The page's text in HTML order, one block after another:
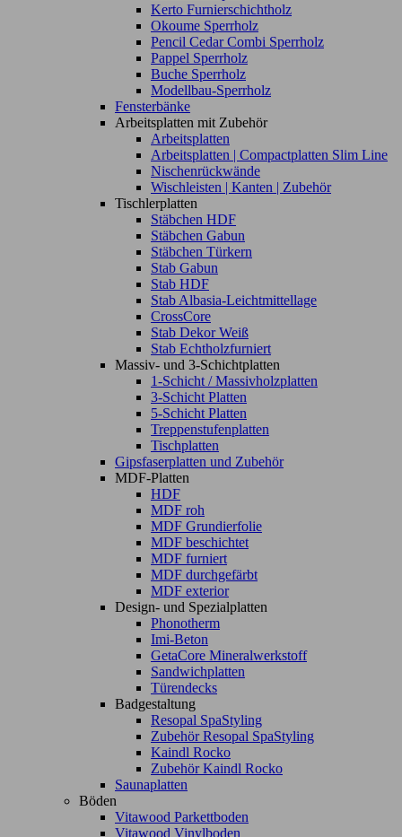
Kerto Furnierschichtholz
Okoume Sperrholz
Pencil Cedar Combi Sperrholz
Pappel Sperrholz
Buche Sperrholz
Modellbau-Sperrholz
Fensterbänke
Arbeitsplatten mit Zubehör
Arbeitsplatten
Arbeitsplatten | Compactplatten Slim Line
Nischenrückwände
Wischleisten | Kanten | Zubehör
Tischlerplatten
Stäbchen HDF
Stäbchen Gabun
Stäbchen Türkern
Stab Gabun
Stab HDF
Stab Albasia-Leichtmittellage
CrossCore
Stab Dekor Weiß
Stab Echtholzfurniert
Massiv- und 3-Schichtplatten
1-Schicht / Massivholzplatten
3-Schicht Platten
5-Schicht Platten
Treppenstufenplatten
Tischplatten
Gipsfaserplatten und Zubehör
MDF-Platten
HDF
MDF roh
MDF Grundierfolie
MDF beschichtet
MDF furniert
MDF durchgefärbt
MDF exterior
Design- und Spezialplatten
Phonotherm
Imi-Beton
GetaCore Mineralwerkstoff
Sandwichplatten
Türendecks
Badgestaltung
Resopal SpaStyling
Zubehör Resopal SpaStyling
Kaindl Rocko
Zubehör Kaindl Rocko
Saunaplatten
Böden
Vitawood Parkettboden
Vitawood Vinylboden